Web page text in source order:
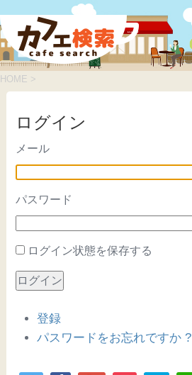
HOME >
ログイン
メール
パスワード
ログイン状態を保存する
ログイン
登録
パスワードをお忘れですか ?